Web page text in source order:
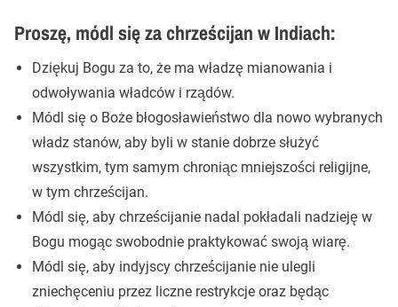
Proszę, módl się za chrześcijan w Indiach:
Dziękuj Bogu za to, że ma władzę mianowania i
odwoływania władców i rządów.
Módl się o Boże błogosławieństwo dla nowo wybranych
władz stanów, aby byli w stanie dobrze służyć
wszystkim, tym samym chroniąc mniejszości religijne,
w tym chrześcijan.
Módl się, aby chrześcijanie nadal pokładali nadzieję w
Bogu mogąc swobodnie praktykować swoją wiarę.
Módl się, aby indyjscy chrześcijanie nie ulegli
zniechęceniu przez liczne restrykcje oraz będąc